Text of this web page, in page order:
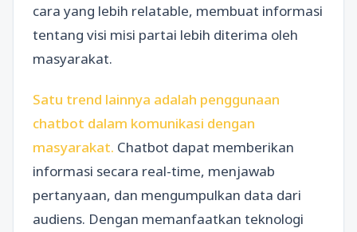
cara yang lebih relatable, membuat informasi
tentang visi misi partai lebih diterima oleh
masyarakat.
Satu trend lainnya adalah penggunaan
chatbot dalam komunikasi dengan
masyarakat. Chatbot dapat memberikan
informasi secara real-time, menjawab
pertanyaan, dan mengumpulkan data dari
audiens. Dengan memanfaatkan teknologi